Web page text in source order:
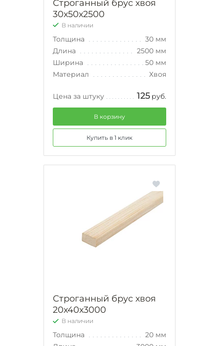
Строганный брус хвоя
30х50х2500
В наличии
Толщина
30 мм
Длина
2500 мм
Ширина
50 мм
Материал
Хвоя
Цена за штуку 125 руб.
В корзину
Купить в 1 клик
Строганный брус хвоя
20х40х3000
В наличии
Толщина
20 мм